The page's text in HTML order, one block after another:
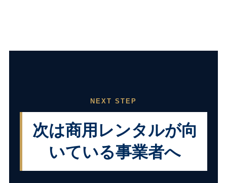
NEXT STEP
次は商用レンタルが向
いている事業者へ